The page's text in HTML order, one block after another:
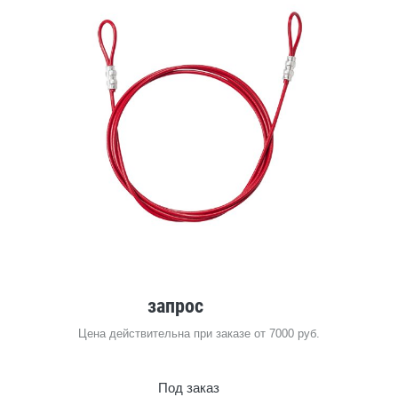
запрос
Цена действительна при заказе от 7000 руб.
Под заказ